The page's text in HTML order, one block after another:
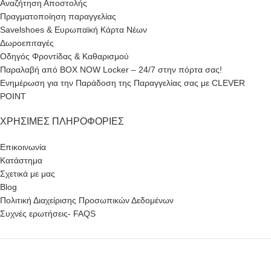
Αναζήτηση Αποστολής
Πραγματοποίηση παραγγελίας
Savelshoes & Ευρωπαϊκή Κάρτα Νέων
Δωροεπιταγές
Οδηγός Φροντίδας & Καθαρισμού
Παραλαβή από BOX NOW Locker – 24/7 στην πόρτα σας!
Ενημέρωση για την Παράδοση της Παραγγελίας σας με CLEVER
POINT
ΧΡΉΣΙΜΕΣ ΠΛΗΡΟΦΟΡΊΕΣ
Επικοινωνία
Κατάστημα
Σχετικά με μας
Blog
Πολιτική Διαχείρισης Προσωπικών Δεδομένων
Συχνές ερωτήσεις- FAQS